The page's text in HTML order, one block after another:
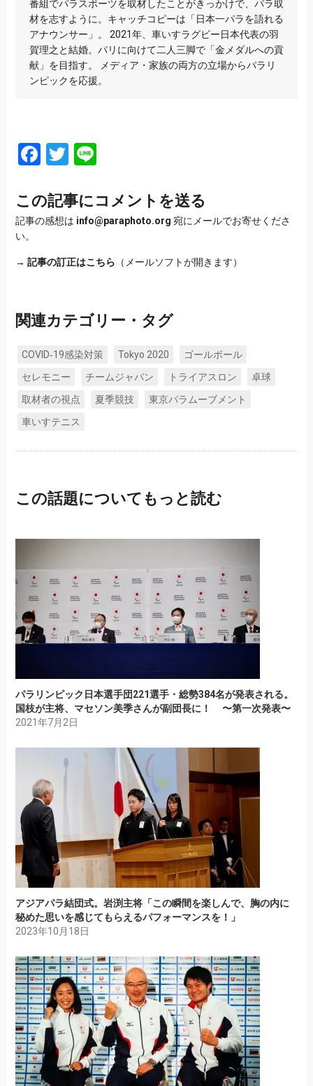
番組でパラスポーツを取材したことがきっかけで、パラ取
材を志すように。キャッチコピーは「日本一パラを語れる
アナウンサー」。 2021年、車いすラグビー日本代表の羽
賀理之と結婚。パリに向けて二人三脚で「金メダルへの貢
献」を目指す。 メディア・家族の両方の立場からパラリ
ンピックを応援。
Facebook
Twitter
Line
この記事にコメントを送る
記事の感想は info@paraphoto.org 宛にメールでお寄せくださ
い。
→ 記事の訂正はこちら （メールソフトが開きます）
関連カテゴリー・タグ
COVID‑19感染対策 Tokyo 2020
ゴールボール
セレモニー
チームジャパン トライアスロン
卓球
取材者の視点
夏季競技
東京パラムーブメント
車いすテニス
この話題についてもっと読む
パラリンピック日本選手団221選手・総勢384名が発表される。
国枝が主将、マセソン美季さんが副団長に！ 〜第一次発表〜
2021年7月2日
アジアパラ結団式。岩渕主将「この瞬間を楽しんで、胸の内に
秘めた思いを感じてもらえるパフォーマンスを！」
2023年10月18日